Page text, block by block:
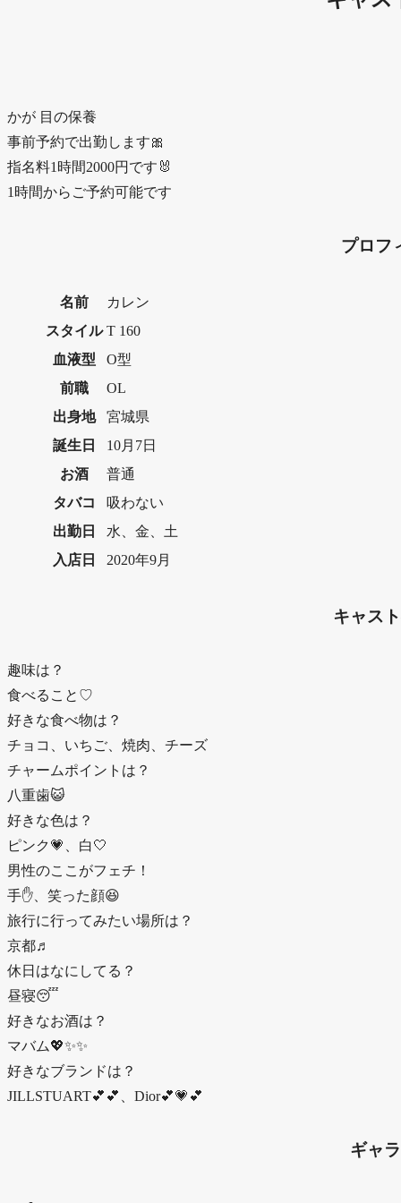
かが 目の保養
事前予約で出勤します🎀
指名料1時間2000円です🐰
1時間からご予約可能です
プロフ
名前
カレン
スタイル T 160
血液型
O型
前職
OL
出身地
宮城県
誕生日
10月7日
お酒
普通
タバコ
吸わない
出勤日
水、金、土
入店日
2020年9月
キャス
趣味は？
食べること♡
好きな食べ物は？
チョコ、いちご、焼肉、チーズ
チャームポイントは？
八重歯😺
好きな色は？
ピンク💗、白🤍
男性のここがフェチ！
手✋、笑った顔😆
旅行に行ってみたい場所は？
京都♬︎
休日はなにしてる？
昼寝😴
好きなお酒は？
マバム💖✨✨
好きなブランドは？
JILLSTUART︎💕︎💕、Dior💕💗💕
ギャ